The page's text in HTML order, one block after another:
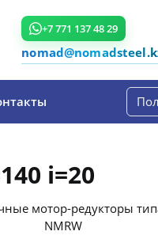
+7 771 137 48 29
i=20
мотор-редукторы
NMRW